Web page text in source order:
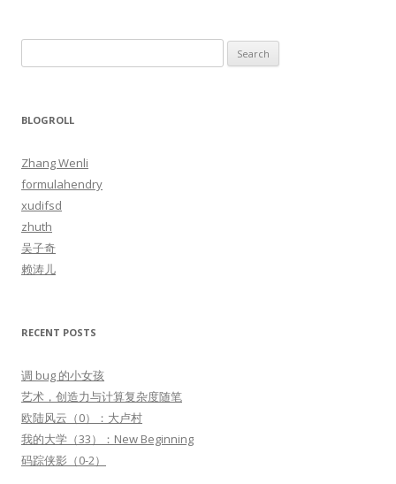
e
r
h
f
BLOGROLL
Zhang Wenli
formulahendry
xudifsd
zhuth
吴子奇
赖涛儿
RECENT POSTS
调 bug 的小女孩
艺术，创造力与计算复杂度随笔
欧陆风云（0）：大卢村
我的大学（33）：New Beginning
码踪侠影（0-2）